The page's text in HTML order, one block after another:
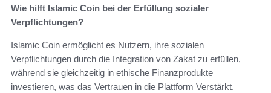
Wie hilft Islamic Coin bei der Erfüllung sozialer
Verpflichtungen?
Islamic Coin ermöglicht es Nutzern, ihre sozialen
Verpflichtungen durch die Integration von Zakat zu erfüllen,
während sie gleichzeitig in ethische Finanzprodukte
investieren, was das Vertrauen in die Plattform Verstärkt.